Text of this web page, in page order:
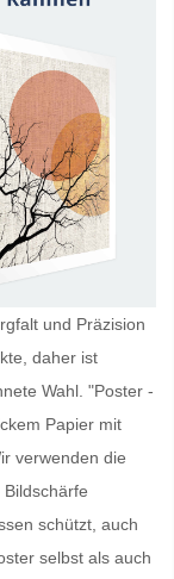
und Präzision
daher ist
Wahl. "Poster -
Papier mit
verwenden die
schützt, auch
selbst als auch